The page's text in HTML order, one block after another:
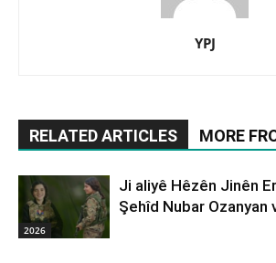
YPJ
RELATED ARTICLES MORE
2026
Ji aliyê Hêzên Jinên
Şehîd Nubar Ozanyan